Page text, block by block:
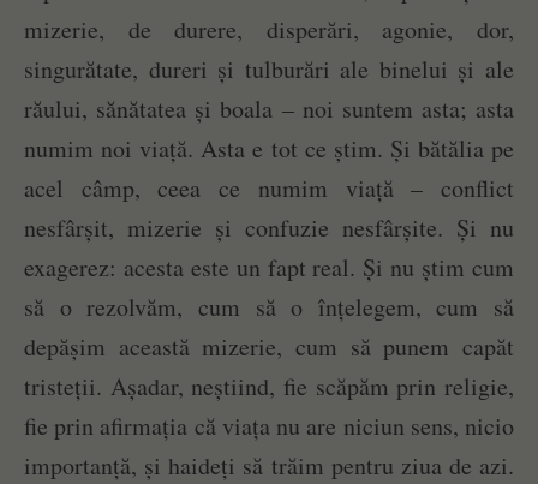
mizerie, de durere, disperări, agonie, dor,
singurătate, dureri și tulburări ale binelui și ale
răului, sănătatea și boala – noi suntem asta; asta
numim noi viață. Asta e tot ce știm. Și bătălia pe
acel câmp, ceea ce numim viață – conflict
nesfârșit, mizerie și confuzie nesfârșite. Și nu
exagerez: acesta este un fapt real. Și nu știm cum
să o rezolvăm, cum să o înțelegem, cum să
depășim această mizerie, cum să punem capăt
tristeții. Așadar, neștiind, fie scăpăm prin religie,
fie prin afirmația că viața nu are niciun sens, nicio
importanță, și haideți să trăim pentru ziua de azi.